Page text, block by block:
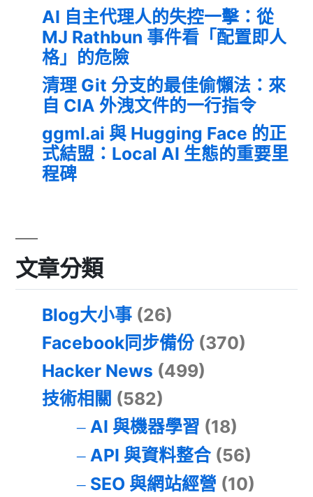
AI 自主代理人的失控一擊：從
MJ Rathbun 事件看「配置即人
格」的危險
清理 Git 分支的最佳偷懶法：來
自 CIA 外洩文件的一行指令
ggml.ai 與 Hugging Face 的正
式結盟：Local AI 生態的重要里
程碑
文章分類
Blog大小事 (26)
Facebook同步備份 (370)
Hacker News (499)
技術相關 (582)
AI 與機器學習 (18)
API 與資料整合(56)
SEO 與網站經營 (10)